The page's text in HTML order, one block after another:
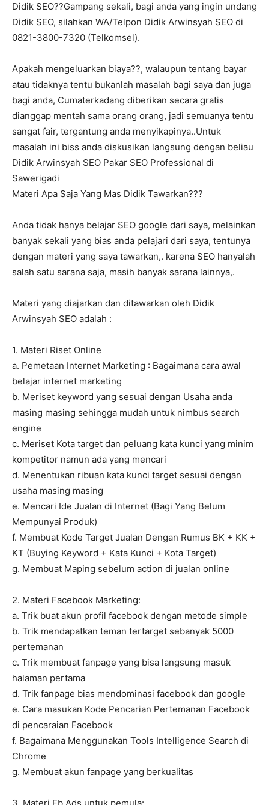
Didik SEO??Gampang sekali, bagi anda yang ingin undang
Didik SEO, silahkan WA/Telpon Didik Arwinsyah SEO di
0821-3800-7320 (Telkomsel).
Apakah mengeluarkan biaya??, walaupun tentang bayar
atau tidaknya tentu bukanlah masalah bagi saya dan juga
bagi anda, Cumaterkadang diberikan secara gratis
dianggap mentah sama orang orang, jadi semuanya tentu
sangat fair, tergantung anda menyikapinya..Untuk
masalah ini biss anda diskusikan langsung dengan beliau
Didik Arwinsyah SEO Pakar SEO Professional di
Sawerigadi
Materi Apa Saja Yang Mas Didik Tawarkan???
Anda tidak hanya belajar SEO google dari saya, melainkan
banyak sekali yang bias anda pelajari dari saya, tentunya
dengan materi yang saya tawarkan,. karena SEO hanyalah
salah satu sarana saja, masih banyak sarana lainnya,.
Materi yang diajarkan dan ditawarkan oleh Didik
Arwinsyah SEO adalah :
1. Materi Riset Online
a. Pemetaan Internet Marketing : Bagaimana cara awal
belajar internet marketing
b. Meriset keyword yang sesuai dengan Usaha anda
masing masing sehingga mudah untuk nimbus search
engine
c. Meriset Kota target dan peluang kata kunci yang minim
kompetitor namun ada yang mencari
d. Menentukan ribuan kata kunci target sesuai dengan
usaha masing masing
e. Mencari Ide Jualan di Internet (Bagi Yang Belum
Mempunyai Produk)
f. Membuat Kode Target Jualan Dengan Rumus BK + KK +
KT (Buying Keyword + Kata Kunci + Kota Target)
g. Membuat Maping sebelum action di jualan online
2. Materi Facebook Marketing:
a. Trik buat akun profil facebook dengan metode simple
b. Trik mendapatkan teman tertarget sebanyak 5000
pertemanan
c. Trik membuat fanpage yang bisa langsung masuk
halaman pertama
d. Trik fanpage bias mendominasi facebook dan google
e. Cara masukan Kode Pencarian Pertemanan Facebook
di pencaraian Facebook
f. Bagaimana Menggunakan Tools Intelligence Search di
Chrome
g. Membuat akun fanpage yang berkualitas